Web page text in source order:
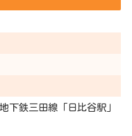
下鉄三田線「日比谷駅」